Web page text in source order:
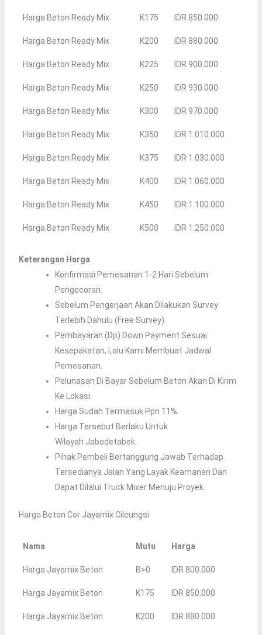
Harga Beton Ready Mix K175 IDR 850.000
Harga Beton Ready Mix K200 IDR 880.000
Harga Beton Ready Mix K225 IDR 900.000
Harga Beton Ready Mix K250 IDR 930.000
Harga Beton Ready Mix K300 IDR 970.000
Harga Beton Ready Mix K350 IDR 1.010.000
Harga Beton Ready Mix K375 IDR 1.030.000
Harga Beton Ready Mix K400 IDR 1.060.000
Harga Beton Ready Mix K450 IDR 1.100.000
Harga Beton Ready Mix K500 IDR 1.250.000
Keterangan Harga
Konfirmasi Pemesanan 1-2 Hari Sebelum
Pengecoran.
Sebelum Pengerjaan Akan Dilakukan Survey
Terlebih Dahulu (Free Survey).
Pembayaran (Dp) Down Payment Sesuai
Kesepakatan, Lalu Kami Membuat Jadwal
Pemesanan.
Pelunasan Di Bayar Sebelum Beton Akan Di Kirim
Ke Lokasi.
Harga Sudah Termasuk Ppn 11%.
Harga Tersebut Berlaku Untuk
Wilayah Jabodetabek.
Pihak Pembeli Bertanggung Jawab Terhadap
Tersedianya Jalan Yang Layak Keamanan Dan
Dapat Dilalui Truck Mixer Menuju Proyek.
Harga Beton Cor Jayamix Cileungsi
Nama Mutu Harga
Harga Jayamix Beton B>0 IDR 800.000
Harga Jayamix Beton K175 IDR 850.000
Harga Jayamix Beton K200 IDR 880.000